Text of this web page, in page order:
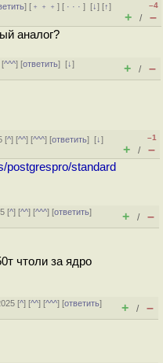
] [ ﹢﹢﹢] [ · · ·][↓] [↑]
–4
+ / –
аналог?
[^^^] [ответить][↓]
+ / –
[^] [^^] [^^^] [ответить][↓]
–1
+ / –
postgrespro/standard
[^] [^^] [^^^] [ответить]
+ / –
чтоли за ядро
[^] [^^] [^^^] [ответить]
+ / –